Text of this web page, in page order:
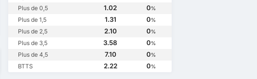
Plus de 0,5 1.02 0%
Plus de 1,5 1.31 0%
Plus de 2,5 2.10 0%
Plus de 3,5 3.58 0%
Plus de 4,5 7.10 0%
BTTS 2.22 0%